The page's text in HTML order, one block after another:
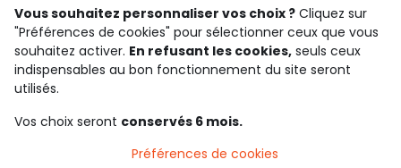
Conditions générales de ventes et d'utilisation
Conditions d’utilisation des réseaux sociaux
Politique de confidentialité
Cookies et données personnelles
Paramètres des cookies
Vous souhaitez personnaliser vos choix ? Cliquez sur
"Préférences de cookies" pour sélectionner ceux que vous
souhaitez activer. En refusant les cookies, seuls ceux
indispensables au bon fonctionnement du site seront
utilisés.
Vos choix seront conservés 6 mois.
Préférences de cookies